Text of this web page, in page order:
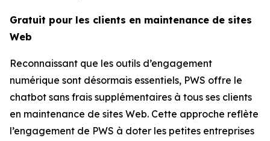
Gratuit pour les clients en maintenance de sites
Web
Reconnaissant que les outils d’engagement
numérique sont désormais essentiels, PWS offre le
chatbot sans frais supplémentaires à tous ses clients
en maintenance de sites Web. Cette approche reflète
l’engagement de PWS à doter les petites entreprises